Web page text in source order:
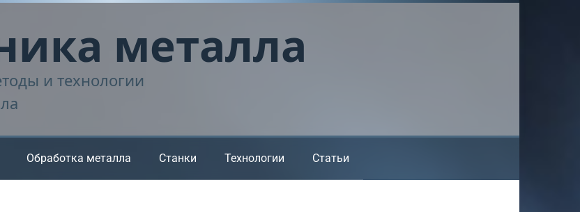
металла
и технологии
Обработка металла Станки Технологии Статьи